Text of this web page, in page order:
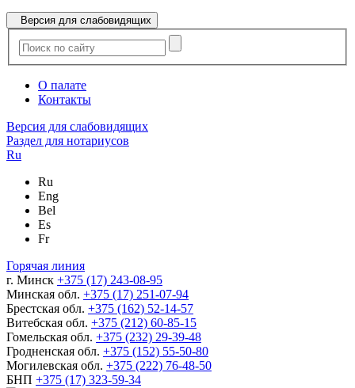
Версия для слабовидящих
О палате
Контакты
Версия для слабовидящих
Раздел для нотариусов
Ru
Ru
Eng
Bel
Es
Fr
Горячая линия
г. Минск +375 (17) 243-08-95
Минская обл. +375 (17) 251-07-94
Брестская обл. +375 (162) 52-14-57
Витебская обл. +375 (212) 60-85-15
Гомельская обл. +375 (232) 29-39-48
Гродненская обл. +375 (152) 55-50-80
Могилевская обл. +375 (222) 76-48-50
БНП +375 (17) 323-59-34